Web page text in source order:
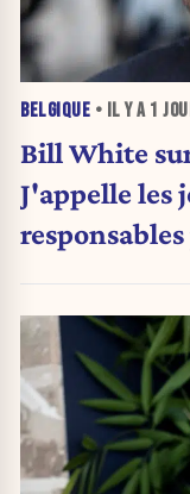
BELGIQUE • IL Y A 1
Bill White
J'appelle les